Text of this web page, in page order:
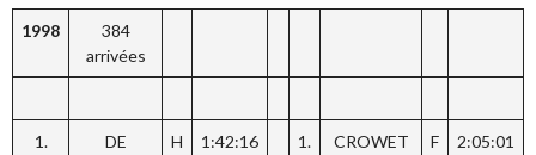
1998
384
arrivées
1.
DE
H 1:42:16 1.
CROWET
F 2:05:01